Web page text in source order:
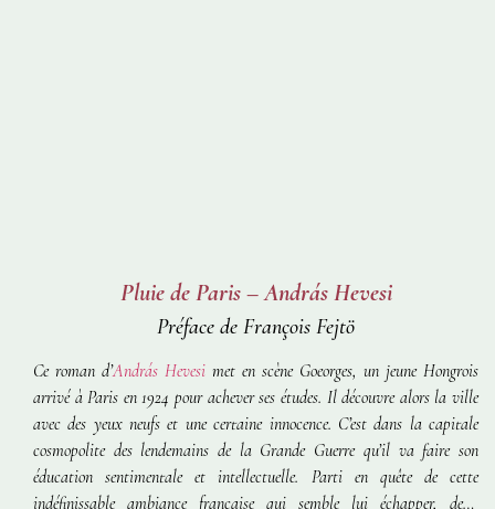
Pluie de Paris – András Hevesi
Préface de François Fejtö
Ce roman d’András Hevesi met en scène Goeorges, un jeune Hongrois
arrivé à Paris en 1924 pour achever ses études. Il découvre alors la ville
avec des yeux neufs et une certaine innocence. C’est dans la capitale
cosmopolite des lendemains de la Grande Guerre qu’il va faire son
éducation sentimentale et intellectuelle. Parti en quête de cette
indéfinissable ambiance française qui semble lui échapper, deux